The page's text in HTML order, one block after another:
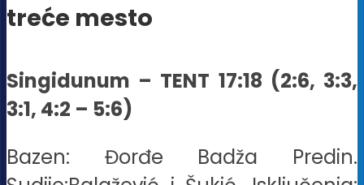
treće mesto
Singidunum – TENT 17:18 (2:6, 3:3,
3:1, 4:2 – 5:6)
Bazen: Đorđe Badža Predin.